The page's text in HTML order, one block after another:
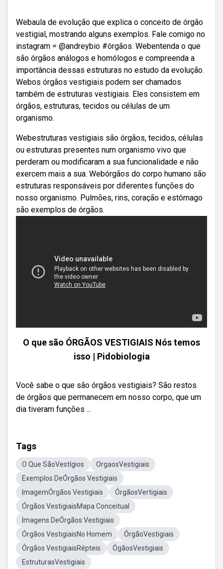
Webaula de evolução que explica o conceito de órgão
vestigial, mostrando alguns exemplos. Fale comigo no
instagram = @andreybio #órgãos. Webentenda o que
são órgãos análogos e homólogos e compreenda a
importância dessas estruturas no estudo da evolução.
Webos órgãos vestigiais podem ser chamados
também de estruturas vestigiais. Eles consistem em
órgãos, estruturas, tecidos ou células de um
organismo.
Webestruturas vestigiais são órgãos, tecidos, células
ou estruturas presentes num organismo vivo que
perderam ou modificaram a sua funcionalidade e não
exercem mais a sua. Webórgãos do corpo humano são
estruturas responsáveis por diferentes funções do
nosso organismo. Pulmões, rins, coração e estômago
são exemplos de órgãos.
O que são ÓRGÃOS VESTIGIAIS Nós temos
isso | Pidobiologia
Você sabe o que são órgãos vestigiais? São restos
de órgãos que permanecem em nosso corpo, que um
dia tiveram funções ...
Tags
O Que SãoVestígios
OrgaosVestigiais
Exemplos DeÓrgãos Vestigiais
ImagemÓrgãos Vestigiais
ÓrgãosVertigiais
Órgãos VestigiaisMapa Conceitual
Imagens DeÓrgãos Vestigiais
Órgãos VestigiaisNo Homem
ÓrgãoVestigiais
Órgãos VestigiaisRépteis
ÓgãosVestigiais
EstruturasVestigiais